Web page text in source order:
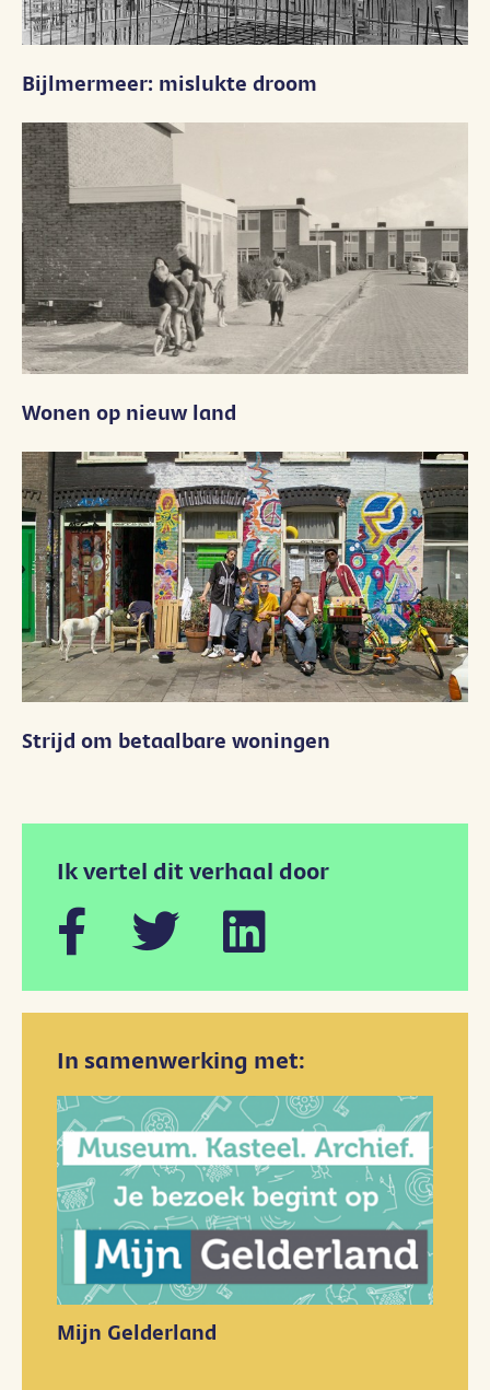
Bijlmermeer: mislukte droom
Wonen op nieuw land
Strijd om betaalbare woningen
Ik vertel dit verhaal door
In samenwerking met:
Mijn Gelderland